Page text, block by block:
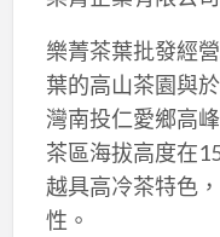
樂菁茶葉批發經
葉的高山茶園與
灣南投仁愛鄉高
茶區海拔高度在
越具高冷茶特色
性。